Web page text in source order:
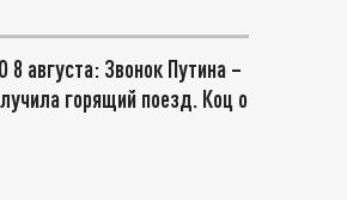
августа: Звонок Путина –
горящий поезд. Коц о